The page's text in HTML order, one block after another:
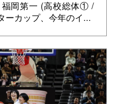
岡第一 (高校総体① /
ーカップ、今年のイ...